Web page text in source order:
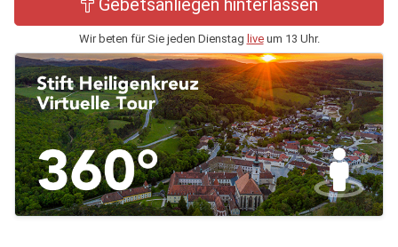
Gebetsanliegen hinterlassen
Wir beten für Sie jeden Dienstag liveum 13 Uhr.